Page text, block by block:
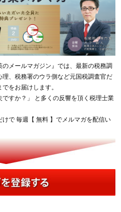
メールマガジン』では、最新の税務調
、税務署のウラ側など元国税調査官だ
をお届けします。
ですか？」 と多くの反響を頂く税理士業
で 毎週【 無料 】でメルマガを配信い